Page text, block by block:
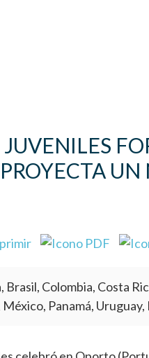
UN
Colombia, Costa
Panamá,